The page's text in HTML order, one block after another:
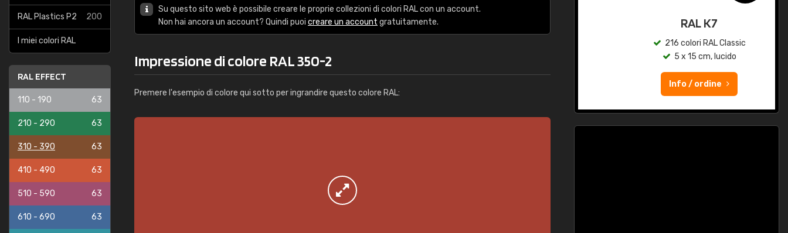
RAL Plastics P2 200
I miei colori RAL
RAL EFFECT
110 - 190 63
210 - 290 63
310 - 390 63
410 - 490 63
510 - 590 63
610 - 690 63
Su questo sito web è possibile creare le proprie collezioni di colori RAL con un account.
Non hai ancora un account? Quindi puoi creare un account gratuitamente.
Impressione di colore RAL 350-2
Premere l'esempio di colore qui sotto per ingrandire questo colore RAL:
RAL K7 a base d'acqua RAL K7
216 colori RAL Classic
5 x 15 cm, lucido
Info / ordine